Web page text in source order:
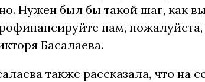
Нужен был бы такой шаг, как
нам,
Басалаева.
также рассказала, что на